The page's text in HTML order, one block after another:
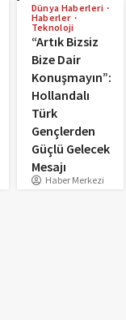
Dünya Haberleri
Haberler
Teknoloji
“Artık Bizsiz
Bize Dair
Konuşmayın”:
Hollandalı
Türk
Gençlerden
Güçlü Gelecek
Mesajı
Haber Merkezi